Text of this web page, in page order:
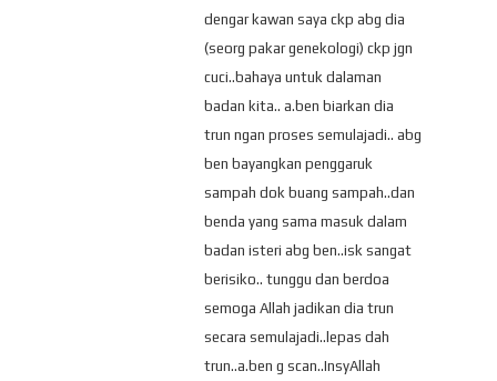
dengar kawan saya ckp abg dia
(seorg pakar genekologi) ckp jgn
cuci..bahaya untuk dalaman
badan kita.. a.ben biarkan dia
trun ngan proses semulajadi.. abg
ben bayangkan penggaruk
sampah dok buang sampah..dan
benda yang sama masuk dalam
badan isteri abg ben..isk sangat
berisiko.. tunggu dan berdoa
semoga Allah jadikan dia trun
secara semulajadi..lepas dah
trun..a.ben g scan..InsyAllah